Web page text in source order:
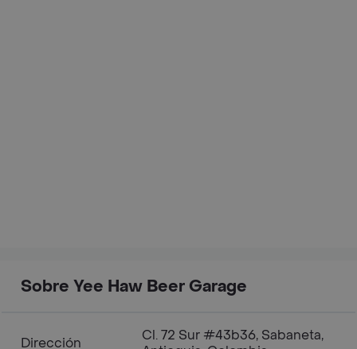
Sobre Yee Haw Beer Garage
Dirección
Cl. 72 Sur #43b36, Sabaneta,